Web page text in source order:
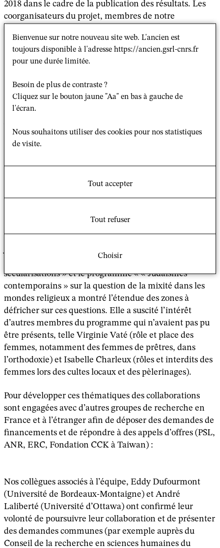
2018 dans le cadre de la publication des résultats. Les
coorganisateurs du projet, membres de notre
l’étranger, se sont associés pour cette phase de
publication à Rémy Madinier, membre du CASE
(Centre d’Asie du Sud-Est, CNRS/EHESS) ; une
succès auprès de PSL-IRIS Études globales.
Pour le volet 2019-2023, nous sommes rejoints par
Virginie Vaté et Ksenia Pimenova : un de leurs projets
présenté dans le cadre de l’appel d’offres
désécularisation en Russie », ce qui ouvre des pistes
Ce quinquennal 2019-2023 est l’occasion pour les
rapport homme/femme et les assignations de
genre en matière religieuse. L’expérience de la
sécularisations » et le programme « « Judaïsmes
contemporains » sur la question de la mixité dans les
mondes religieux a montré l’étendue des zones à
défricher sur ces questions. Elle a suscité l’intérêt
d’autres membres du programme qui n’avaient pas pu
être présents, telle Virginie Vaté (rôle et place des
femmes, notamment des femmes de prêtres, dans
l’orthodoxie) et Isabelle Charleux (rôles et interdits des
femmes lors des cultes locaux et des pèlerinages).
Pour développer ces thématiques des collaborations
sont engagées avec d’autres groupes de recherche en
France et à l’étranger afin de déposer des demandes de
financements et de répondre à des appels d’offres (PSL,
ANR, ERC, Fondation CCK à Taiwan) :
Nos collègues associés à l’équipe, Eddy Dufourmont
(Université de Bordeaux-Montaigne) et André
Laliberté (Université d’Ottawa) ont confirmé leur
volonté de poursuivre leur collaboration et de présenter
des demandes communes (par exemple auprès du
Conseil de la recherche en sciences humaines du
Bienvenue sur notre nouveau site web. L'ancien est
toujours disponible à l'adresse https://ancien.gsrl-cnrs.fr
pour une durée limitée.
Besoin de plus de contraste ?
Cliquez sur le bouton jaune "Aa" en bas à gauche de
l'écran.
Nous souhaitons utiliser des cookies pour nos statistiques
de visite.
Tout accepter
Tout refuser
Choisir